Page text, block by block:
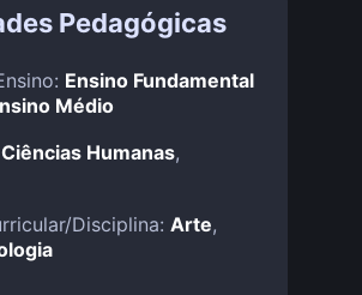
Pedagógicas
Ensino Fundamental
Médio
Ciências Humanas,
Disciplina: Arte,